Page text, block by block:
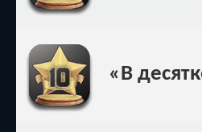
«В